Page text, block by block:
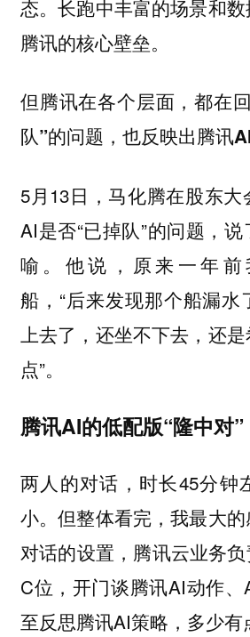
态。长跑中丰富的场景和
腾讯的核心壁垒。
但腾讯在各个层面，都在
队”的问题，也反映出腾讯AI
5月13日，马化腾在股东
AI是否“已掉队”的问题，
喻。他说，原来一年前
船，“后来发现那个船漏
上去了，还坐不下去，还
点”。
腾讯AI的低配版“隆中对”
两人的对话，时长45分钟
小。但整体看完，我最大
对话的设置，腾讯云业务
C位，开门谈腾讯AI动作
至反思腾讯AI策略，多少有